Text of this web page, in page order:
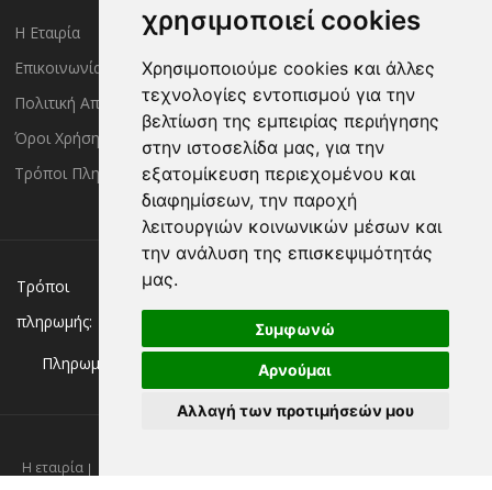
χρησιμοποιεί cookies
Χρησιμοποιούμε cookies και άλλες
τεχνολογίες εντοπισμού για την
βελτίωση της εμπειρίας περιήγησης
στην ιστοσελίδα μας, για την
εξατομίκευση περιεχομένου και
διαφημίσεων, την παροχή
λειτουργιών κοινωνικών μέσων και
την ανάλυση της επισκεψιμότητάς
μας.
Συμφωνώ
Αρνούμαι
Αλλαγή των προτιμήσεών μου
Η Εταιρία
Επικοινωνία
Πολιτική Απορρήτου
Όροι Χρήσης
Τρόποι Πληρωμής
Είσοδος Μέλους
Έλεγχος Παραγγελίας
Τρόποι Αποστολής
Πολιτική Επιστροφών
Τρόποι
πληρωμής:
Χρεωστική/πιστωτική κάρτα
Κατάθεση σε Τράπεζα
Πληρωμή με:
Η εταιρία